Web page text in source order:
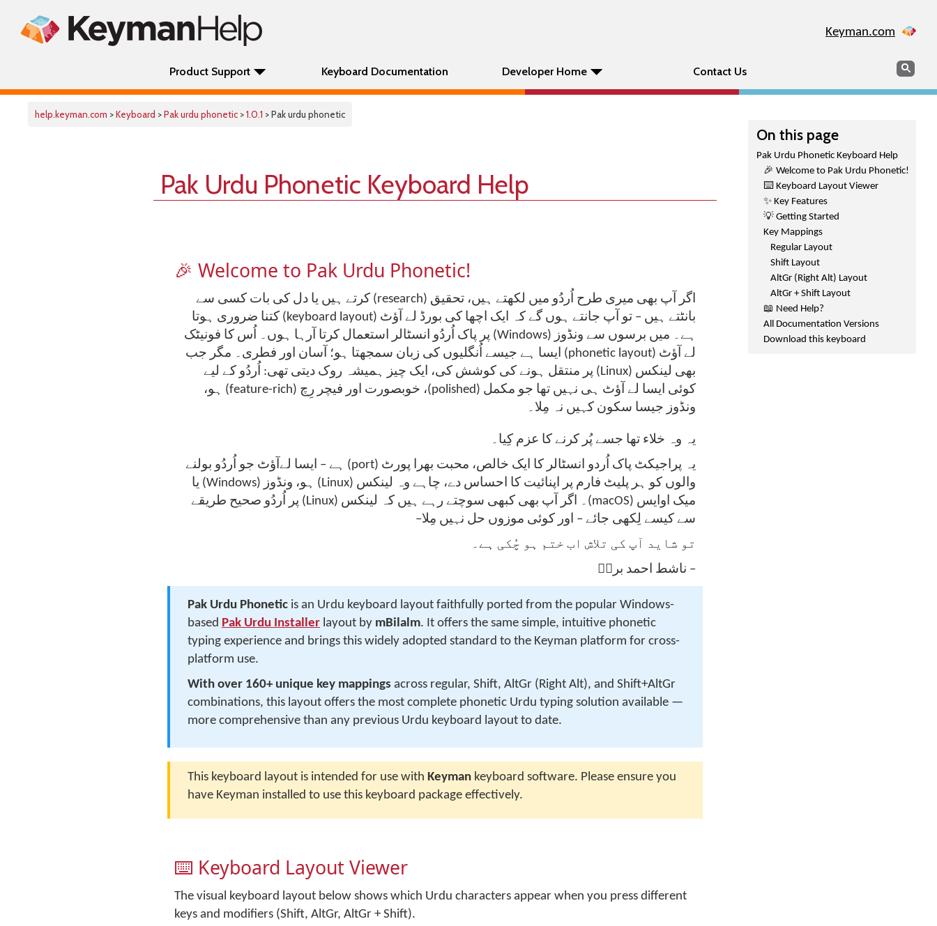
Keyman.com
Product Support Keyboard Documentation Developer Home Contact Us Search
help.keyman.com >Keyboard >Pak urdu phonetic >1.0.1 > Pak urdu phonetic
On this page
Pak Urdu Phonetic Keyboard Help
🎉 Welcome to Pak Urdu Phonetic!
⌨️ Keyboard Layout Viewer
✨ Key Features
💡 Getting Started
Key Mappings
Regular Layout
Shift Layout
AltGr (Right Alt) Layout
AltGr + Shift Layout
📖 Need Help?
All Documentation Versions
Download this keyboard
Pak Urdu Phonetic Keyboard Help
🎉 Welcome to Pak Urdu Phonetic!
اگر آپ بھی میری طرح اُردُو میں لکھتے ہیں، تحقیق (research) کرتے ہیں یا دل کی بات کسی سے
بانٹتے ہیں – تو آپ جانتے ہوں گے کہ ایک اچھا کی بورڈ لے آؤٹ (keyboard layout) کتنا ضروری ہوتا
ہے۔ میں برسوں سے ونڈوز (Windows) پر پاک اُردُو انسٹالر استعمال کرتا آرہا ہوں۔ اُس کا فونیٹک
لے آؤٹ (phonetic layout) ایسا ہے جیسے اُنگلیوں کی زبان سمجھتا ہو؛ آسان اور فطری۔ مگر جب
بھی لینکس (Linux) پر منتقل ہونے کی کوشش کی، ایک چیز ہمیشہ روک دیتی تھی: اُردُو کے لیے
کوئی ایسا لے آؤٹ ہی نہیں تھا جو مکمل (polished)، خوبصورت اور فیچر رِچ (feature-rich) ہو،
ونڈوز جیسا سکون کہیں نہ مِلا۔
یہ وہ خلاء تھا جسے پُر کرنے کا عزم کِیا۔
یہ پراجیکٹ پاک اُردو انسٹالر کا ایک خالص، محبت بھرا پورٹ (port) ہے – ایسا لےآؤٹ جو اُردُو بولنے
والوں کو ہر پلیٹ فارم پر اپنائیت کا احساس دے، چاہے وہ لینکس (Linux) ہو، ونڈوز (Windows) یا
میک اوایس (macOS)۔ اگر آپ بھی کبھی سوچتے رہے ہیں کہ لینکس (Linux) پر اُردُو صحیح طریقے
سے کیسے لِکھی جائے – اور کوئی موزوں حل نہیں مِلا–
تو شاید آپ کی تلاش اب ختم ہو چُکی ہے۔
– ناشط احمد برقؔ
Pak Urdu Phonetic is an Urdu keyboard layout faithfully ported from the popular Windows-
based Pak Urdu Installer layout by mBilalm. It offers the same simple, intuitive phonetic
typing experience and brings this widely adopted standard to the Keyman platform for cross-
platform use.
With over 160+ unique key mappings across regular, Shift, AltGr (Right Alt), and Shift+AltGr
combinations, this layout offers the most complete phonetic Urdu typing solution available —
more comprehensive than any previous Urdu keyboard layout to date.
This keyboard layout is intended for use with Keyman keyboard software. Please ensure you
have Keyman installed to use this keyboard package effectively.
⌨️ Keyboard Layout Viewer
The visual keyboard layout below shows which Urdu characters appear when you press different
keys and modifiers (Shift, AltGr, AltGr + Shift).